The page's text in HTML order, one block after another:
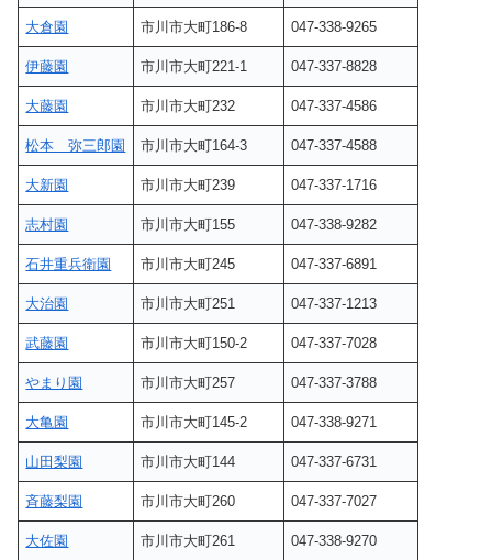
大倉園 市川市大町186-8 047-338-9265
伊藤園 市川市大町221-1 047-337-8828
大藤園 市川市大町232 047-337-4586
松本 弥三郎園 市川市大町164-3 047-337-4588
大新園 市川市大町239 047-337-1716
志村園 市川市大町155 047-338-9282
石井重兵衛園 市川市大町245 047-337-6891
大治園 市川市大町251 047-337-1213
武藤園 市川市大町150-2 047-337-7028
やまり園 市川市大町257 047-337-3788
大亀園 市川市大町145-2 047-338-9271
山田梨園 市川市大町144 047-337-6731
斉藤梨園 市川市大町260 047-337-7027
大佐園 市川市大町261 047-338-9270